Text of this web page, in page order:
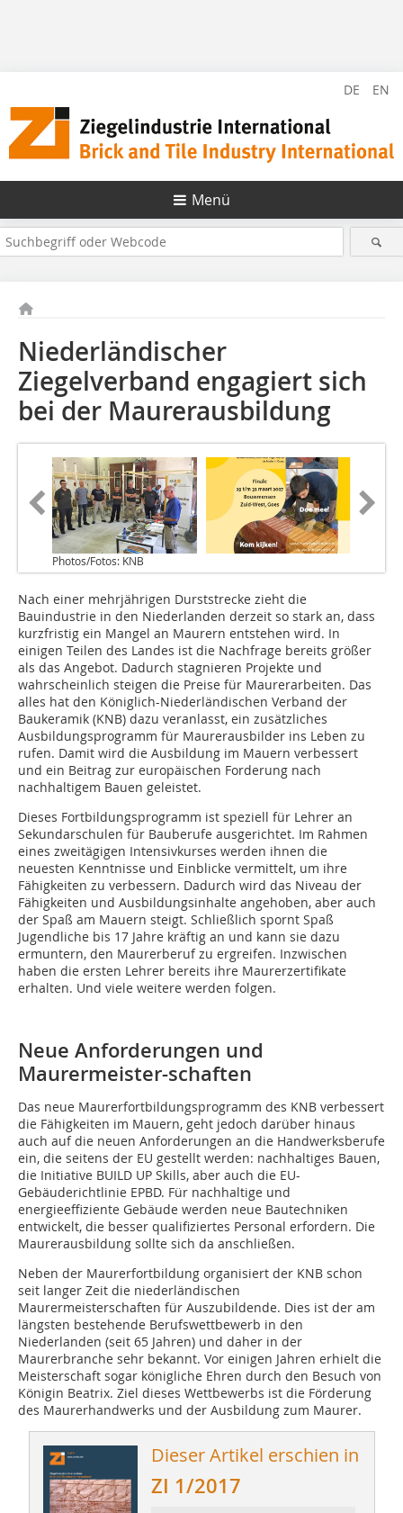
DE EN
Menü
Niederländischer
Ziegelverband engagiert sich
bei der Maurerausbildung
Photos/Fotos: KNB
Nach einer mehrjährigen Durststrecke zieht die
Bauindustrie in den Niederlanden derzeit so stark an, dass
kurzfristig ein Mangel an Maurern entstehen wird. In
einigen Teilen des Landes ist die Nachfrage bereits größer
als das Angebot. Dadurch stagnieren Projekte und
wahrscheinlich steigen die Preise für Maurerarbeiten. Das
alles hat den Königlich-Niederländischen Verband der
Baukeramik (KNB) dazu veranlasst, ein zusätzliches
Ausbildungsprogramm für Maurerausbilder ins Leben zu
rufen. Damit wird die Ausbildung im Mauern verbessert
und ein Beitrag zur europäischen Forderung nach
nachhaltigem Bauen geleistet.
Dieses Fortbildungsprogramm ist speziell für Lehrer an
Sekundarschulen für Bauberufe ausgerichtet. Im Rahmen
eines zweitägigen Intensivkurses werden ihnen die
neuesten Kenntnisse und Einblicke vermittelt, um ihre
Fähigkeiten zu verbessern. Dadurch wird das Niveau der
Fähigkeiten und Ausbildungsinhalte angehoben, aber auch
der Spaß am Mauern steigt. Schließlich spornt Spaß
Jugendliche bis 17 Jahre kräftig an und kann sie dazu
ermuntern, den Maurerberuf zu ergreifen. Inzwischen
haben die ersten Lehrer bereits ihre Maurerzertifikate
erhalten. Und viele weitere werden folgen.
Neue Anforderungen und
Maurermeister-schaften
Das neue Maurerfortbildungsprogramm des KNB verbessert
die Fähigkeiten im Mauern, geht jedoch darüber hinaus
auch auf die neuen Anforderungen an die Handwerksberufe
ein, die seitens der EU gestellt werden: nachhaltiges Bauen,
die Initiative BUILD UP Skills, aber auch die EU-
Gebäuderichtlinie EPBD. Für nachhaltige und
energieeffiziente Gebäude werden neue Bautechniken
entwickelt, die besser qualifiziertes Personal erfordern. Die
Maurerausbildung sollte sich da anschließen.
Neben der Maurerfortbildung organisiert der KNB schon
seit langer Zeit die niederländischen
Maurermeisterschaften für Auszubildende. Dies ist der am
längsten bestehende Berufswettbewerb in den
Niederlanden (seit 65 Jahren) und daher in der
Maurerbranche sehr bekannt. Vor einigen Jahren erhielt die
Meisterschaft sogar königliche Ehren durch den Besuch von
Königin Beatrix. Ziel dieses Wettbewerbs ist die Förderung
des Maurerhandwerks und der Ausbildung zum Maurer.
Dieser Artikel erschien in
ZI 1/2017